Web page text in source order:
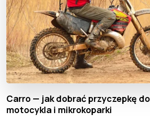
Carro — jak dobrać przyczepkę
motocykla i mikrokoparki